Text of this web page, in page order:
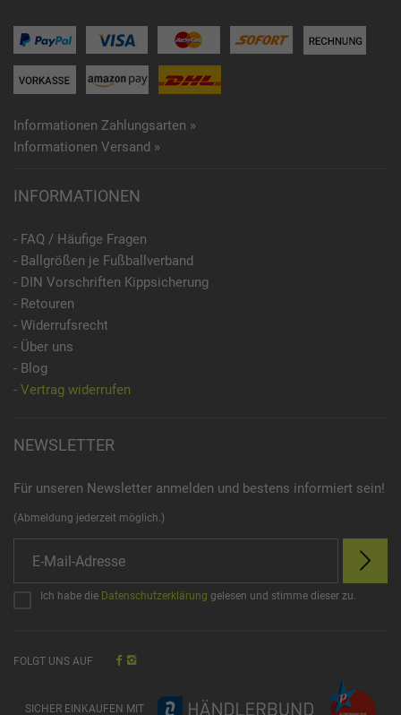
Informationen Zahlungsarten »
Informationen Versand »
INFORMATIONEN
- FAQ / Häufige Fragen
- Ballgrößen je Fußballverband
- DIN Vorschriften Kippsicherung
- Retouren
- Widerrufsrecht
- Über uns
- Blog
- Vertrag widerrufen
NEWSLETTER
Für unseren Newsletter anmelden und bestens informiert sein!
(Abmeldung jederzeit möglich.)
Ich habe die Datenschutzerklärung gelesen und stimme dieser zu.
FOLGT UNS AUF
SICHER EINKAUFEN MIT